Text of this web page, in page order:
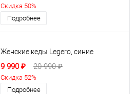
Скидка 50%
Подробнее
Женские кеды Legero, синие
9 990 ₽ 20 990 ₽
Скидка 52%
Подробнее